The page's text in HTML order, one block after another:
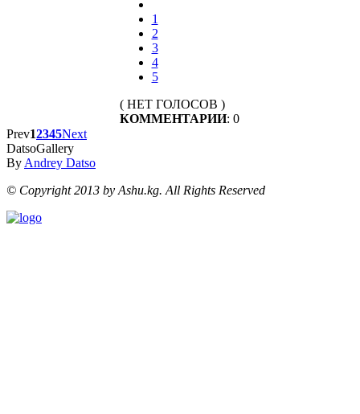
1
2
3
4
5
( НЕТ ГОЛОСОВ )
КОММЕНТАРИИ: 0
Prev12345Next
DatsoGallery
ByAndrey Datso
© Copyright 2013 by Ashu.kg. All Rights Reserved